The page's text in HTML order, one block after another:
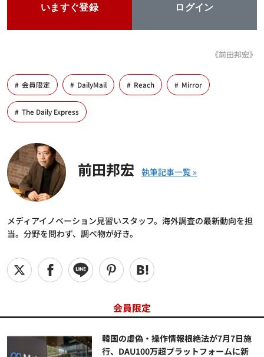
いますぐ登録 ログイン
《前田邦宏》
会員限定 DailyMail Reach Mirror
The Daily Express
前田邦宏
メディアイノベーション見習いスタッフ。海外調査の最新動向を担
当。分野を問わず、調べ物が好き。
会員限定
韓国の虚偽・操作情報根絶法が7月7日施
行、DAU100万超プラットフォームに新